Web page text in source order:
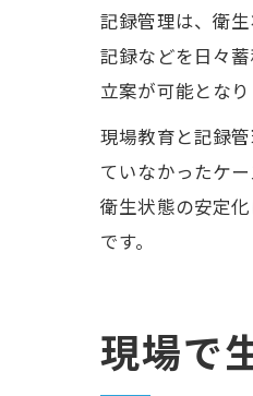
記録管理は、衛
記録などを日々
立案が可能となり
現場教育と記録
ていなかったケ
衛生状態の安定
です。
現場で